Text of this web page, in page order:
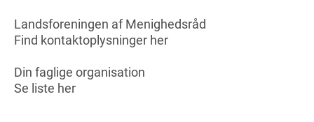
Landsforeningen af Menighedsråd
Find kontaktoplysninger her
Din faglige organisation
Se liste her